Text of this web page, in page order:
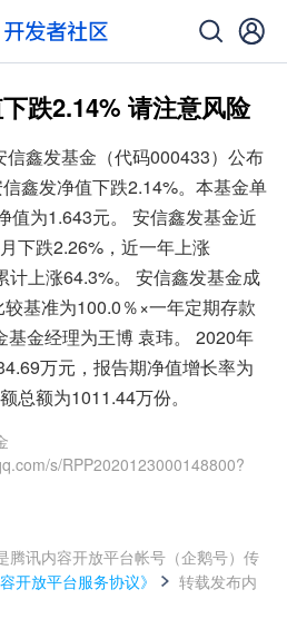
跌2.14% 请注意风险
鑫发基金（代码000433）公布
鑫发净值下跌2.14%。本基金单
值为1.643元。 安信鑫发基金近
下跌2.26%，近一年上涨
计上涨64.3%。 安信鑫发基金成
基准为100.0％×一年定期存款
基金经理为王博 袁玮。 2020年
万元，报告期净值增长率为
总额为1011.44万份。
s/RPP2020123000148800?
腾讯内容开放平台帐号（企鹅号）传
开放平台服务协议》
转载发布内